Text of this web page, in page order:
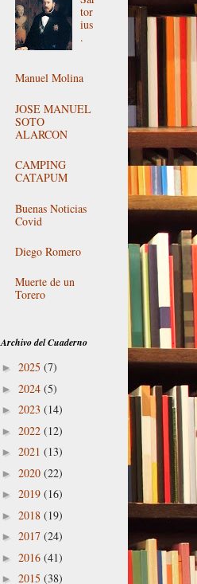
tor
ius
.
Manuel Molina
JOSE MANUEL
SOTO
ALARCON
CAMPING
CATAPUM
Buenas Noticias
Covid
Diego Romero
Muerte de un
Torero
Archivo del Cuaderno
► 2025 (7)
► 2024 (5)
► 2023 (14)
► 2022 (12)
► 2021 (13)
► 2020 (22)
► 2019 (16)
► 2018 (19)
► 2017 (24)
► 2016 (41)
► 2015 (38)